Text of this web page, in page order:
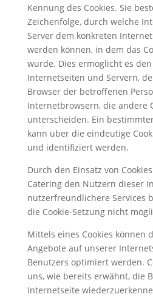
Kennung des Cookies. Sie
Zeichenfolge, durch welche
Server dem konkreten
werden können, in dem das
wurde. Dies ermöglicht es
Internetseiten und Servern,
Browser der betroffenen
Internetbrowsern, die andere
unterscheiden. Ein
kann über die eindeutige
und identifiziert werden.
Durch den Einsatz von
Catering den Nutzern dieser
nutzerfreundlichere Services
die Cookie-Setzung nicht
Mittels eines Cookies können
Angebote auf unserer
Benutzers optimiert werden.
uns, wie bereits erwähnt, die
Internetseite